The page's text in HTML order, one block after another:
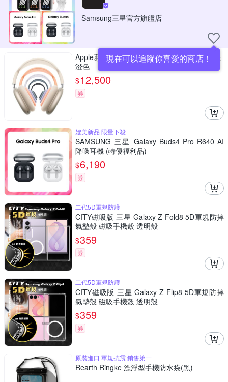
Samsung三星官方旗艦店
現在可以追蹤你喜愛的商店！
Apple蘋果 AirPods Max 無線耳罩式藍牙耳機-
澄色
$12,500
券
媲美新品 限量下殺
SAMSUNG 三星 Galaxy Buds4 Pro R640 AI
降噪耳機 (特優福利品)
$6,190
券
二代5D軍規防護
CITY磁吸版 三星 Galaxy Z Fold8 5D軍規防摔
氣墊殼 磁吸手機殼 透明殼
$359
券
二代5D軍規防護
CITY磁吸版 三星 Galaxy Z Flip8 5D軍規防摔
氣墊殼 磁吸手機殼 透明殼
$359
券
原裝進口 軍規抗震 銷售第一
Rearth Ringke 漂浮型手機防水袋(黑)